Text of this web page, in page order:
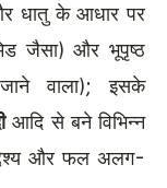
धातु के आधार पर
जैसा) और भूपृष्ठ
वाला); इसके
आदि से बने विभिन्न
और फल अलग-